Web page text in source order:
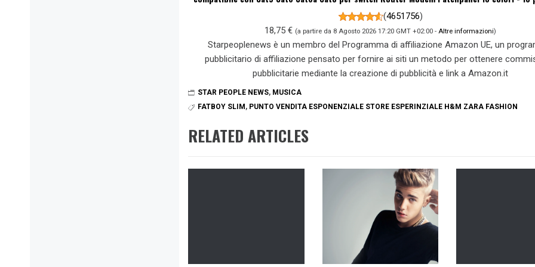
(4651756)
18,75 € (a partire da 8 Agosto 2026 17:20 GMT +02:00 -Altre informazioni)
Starpeoplenews è un membro del Programma di affiliazione Amazon UE, un
pubblicitario di affiliazione pensato per fornire ai siti un metodo per ottenere
pubblicitarie mediante la creazione di pubblicità e link a Amazon.it
STAR PEOPLE NEWS, MUSICA
FATBOY SLIM , PUNTO VENDITA ESPONENZIALE STORE ESPERINZIALE H&M ZARA FASHION
RELATED ARTICLES